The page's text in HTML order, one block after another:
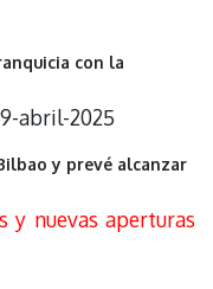
con la
abril-2025
y prevé alcanzar
y nuevas aperturas